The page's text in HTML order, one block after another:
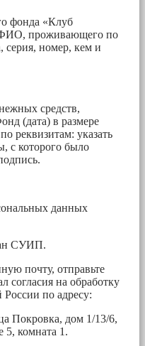
фонда «Клуб
проживающего по
серия, номер, кем и
средств,
(дата) в размере
реквизитам: указать
с которого было
данных
СУИП.
почту, отправьте
согласия на обработку
по адресу:
Покровка, дом 1/13/6,
5, комната 1.